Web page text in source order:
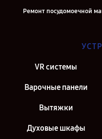
Ремонт посудомоечной
Ремонт посудомоечной
Ремонт посудомоечной
VR системы
Варочные панели
Вытяжки
Духовые шкафы